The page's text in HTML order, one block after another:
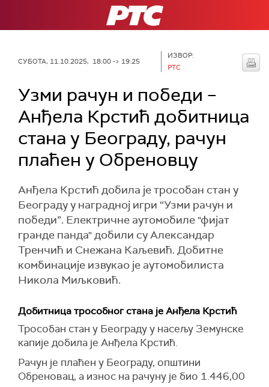
РТС
СУБОТА, 11.10.2025, 18:00 -> 19:25
ИЗВОР:
РТС
Узми рачун и победи –
Анђела Крстић добитница
стана у Београду, рачун
плаћен у Обреновцу
Анђела Крстић добила је трособан стан у
Београду у наградној игри “Узми рачун и
победи”. Електричне аутомобиле "фијат
гранде панда" добили су Александар
Тренчић и Снежана Каљевић. Добитне
комбинације извукао је аутомобилиста
Никола Миљковић.
Добитница трособног стана је Анђела Крстић
Трособан стан у Београду у насељу Земунске
капије добила је Анђела Крстић.
Рачун је плаћен у Београду, општини
Обреновац, а износ на рачуну је био 1.446,00